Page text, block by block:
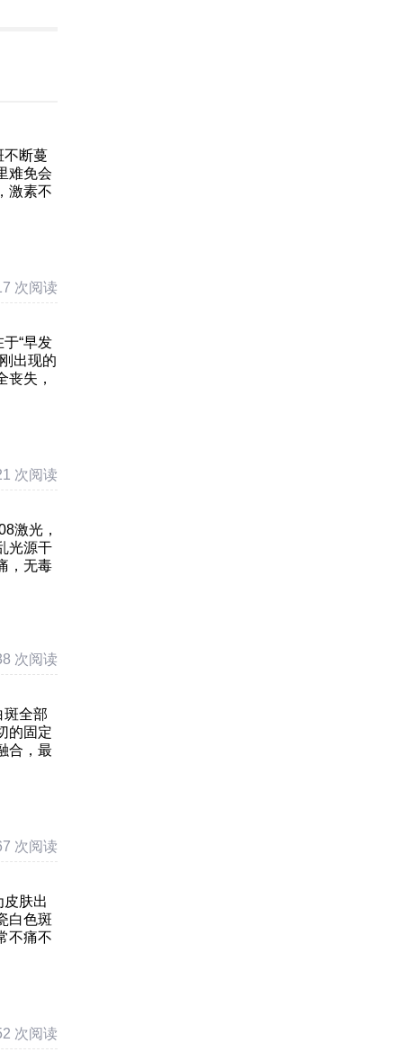
不断蔓
难免会
激素不
次阅读
“早发
出现的
丧失，
次阅读
激光，
光源干
，无毒
次阅读
斑全部
的固定
合，最
次阅读
肤出
白色斑
不痛不
次阅读